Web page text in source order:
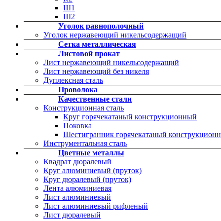
Ш1
Ш2
Уголок равнополочный
Уголок нержавеющий никельсодержащий
Сетка металлическая
Листовой прокат
Лист нержавеющий никельсодержащий
Лист нержавеющий без никеля
Дуплексная сталь
Проволока
Качественные стали
Конструкционная сталь
Круг горячекатаный конструкционный
Поковка
Шестигранник горячекатаный
Инструментальная сталь
Цветные металлы
Квадрат дюралевый
Круг алюминиевый (пруток)
Круг дюралевый (пруток)
Лента алюминиевая
Лист алюминиевый
Лист алюминиевый рифленый
Лист дюралевый